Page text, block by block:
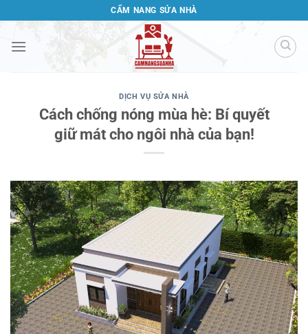
qua
nội
CẨM NANG SỬA NHÀ
DỊCH VỤ SỬA NHÀ
Cách chống nóng mùa hè: Bí quyết
giữ mát cho ngôi nhà của bạn!